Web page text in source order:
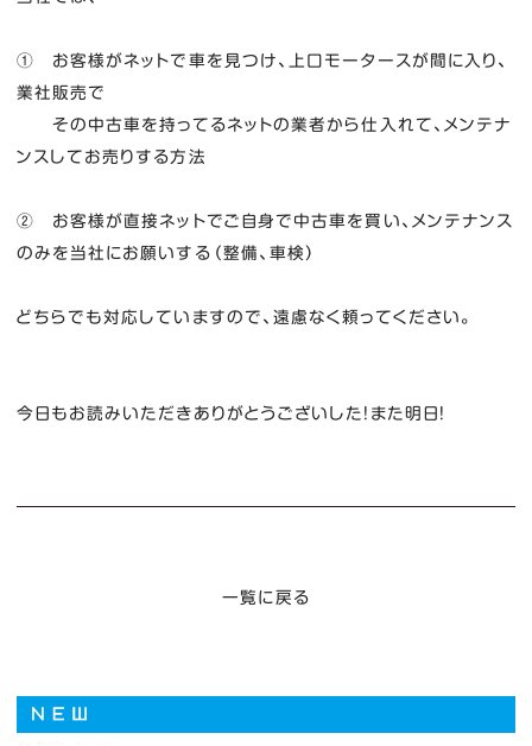
① お客様がネットで車を見つけ、上口モータースが間に入り、
業社販売で
その中古車を持ってるネットの業者から仕入れて、メンテナ
ンスしてお売りする方法
② お客様が直接ネットでご自身で中古車を買い、メンテナンス
のみを当社にお願いする（整備、車検）
どちらでも対応していますので、遠慮なく頼ってください。
今日もお読みいただきありがとうございした！また明日！
一覧に戻る